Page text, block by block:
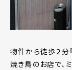
物件から徒歩２分
焼き鳥のお店で、